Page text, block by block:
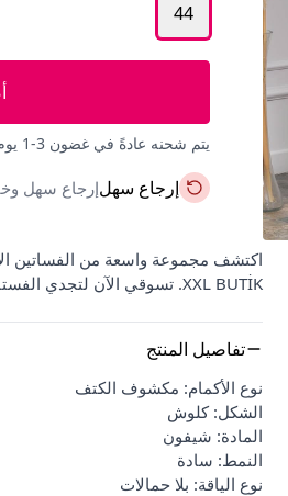
44
يتم شحنه عادةً في غضون 3-1 يوم
إرجاع سهلإرجاع سهل وخالٍ
XXL BUTİK. تسوقي الآن لتجدي الفستان المثالي لمناسباتك الخاصة.
تفاصيل المنتج
نوع الأكمام: مكشوف الكتف
الشكل: كلوش
المادة: شيفون
النمط: سادة
نوع الياقة: بلا حمالات